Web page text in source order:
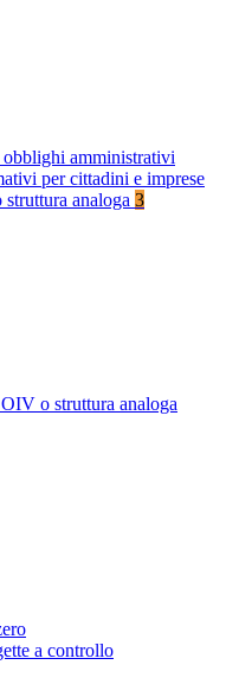
obblighi amministrativi
per cittadini e imprese
analoga 3
o struttura analoga
a controllo